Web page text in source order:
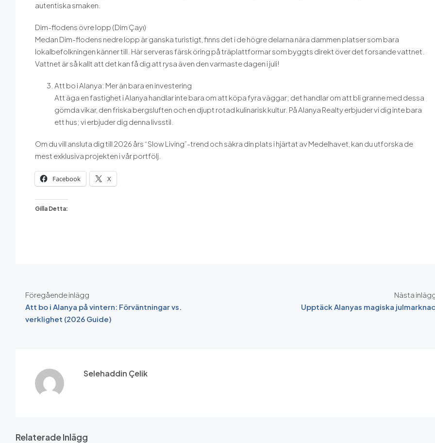
autentiska smaken.
Dim-flodens övre lopp (Dim Çayı)
Medan Dim-flodens nedre lopp är ganska turistigt, finns det i de högre delarna nära dammen platser som bara
lokalbefolkningen känner till. Här serveras färsk öring på träplattformar som byggts direkt över det forsande vattnet.
Vattnet är så kallt att det kan få dig att rysa även den varmaste dagen i juli!
Att bo i Alanya: Mer än bara en investering
Att äga en fastighet i Alanya handlar inte bara om att köpa fyra väggar; det handlar om att bli granne med dessa
gömda vikar, den friska bergsluften och en djupt rotad kulinarisk kultur. På Alanya Realty erbjuder vi dig inte bara
ett hus; vi erbjuder dig denna livsstil.
Om du vill ansluta dig till 2026 års “Slow Living”-trend och säkra din plats i hjärtat av Medelhavet, kan du utforska de
mest exklusiva projekten i vår portfölj.
Facebook X
Gilla Detta:
Föregående inlägg
Att bo i Alanya på vintern: Förväntningar vs.
verklighet (2026 Guide)
Nästa
Upptäck Alanyas magiska
Selehaddin Çelik
Relaterade Inlägg